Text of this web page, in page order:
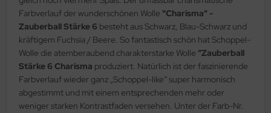
Farbverlauf der wunderschönen Wolle "Charisma" -
Zauberball Stärke 6 besteht aus Schwarz, Blau-Schwarz und
kräftigem Fuchsia / Beere. So fantastisch schön hat Schoppel-
Wolle die atemberaubend charakterstarke Wolle “Zauberball
Stärke 6 Charisma produziert. Natürlich ist der faszinierende
Farbverlauf wieder ganz „Schoppel-like“ super harmonisch
abgestimmt und mit einem entsprechenden mehr oder
weniger starken Kontrastfaden versehen. Unter der Farb-Nr.